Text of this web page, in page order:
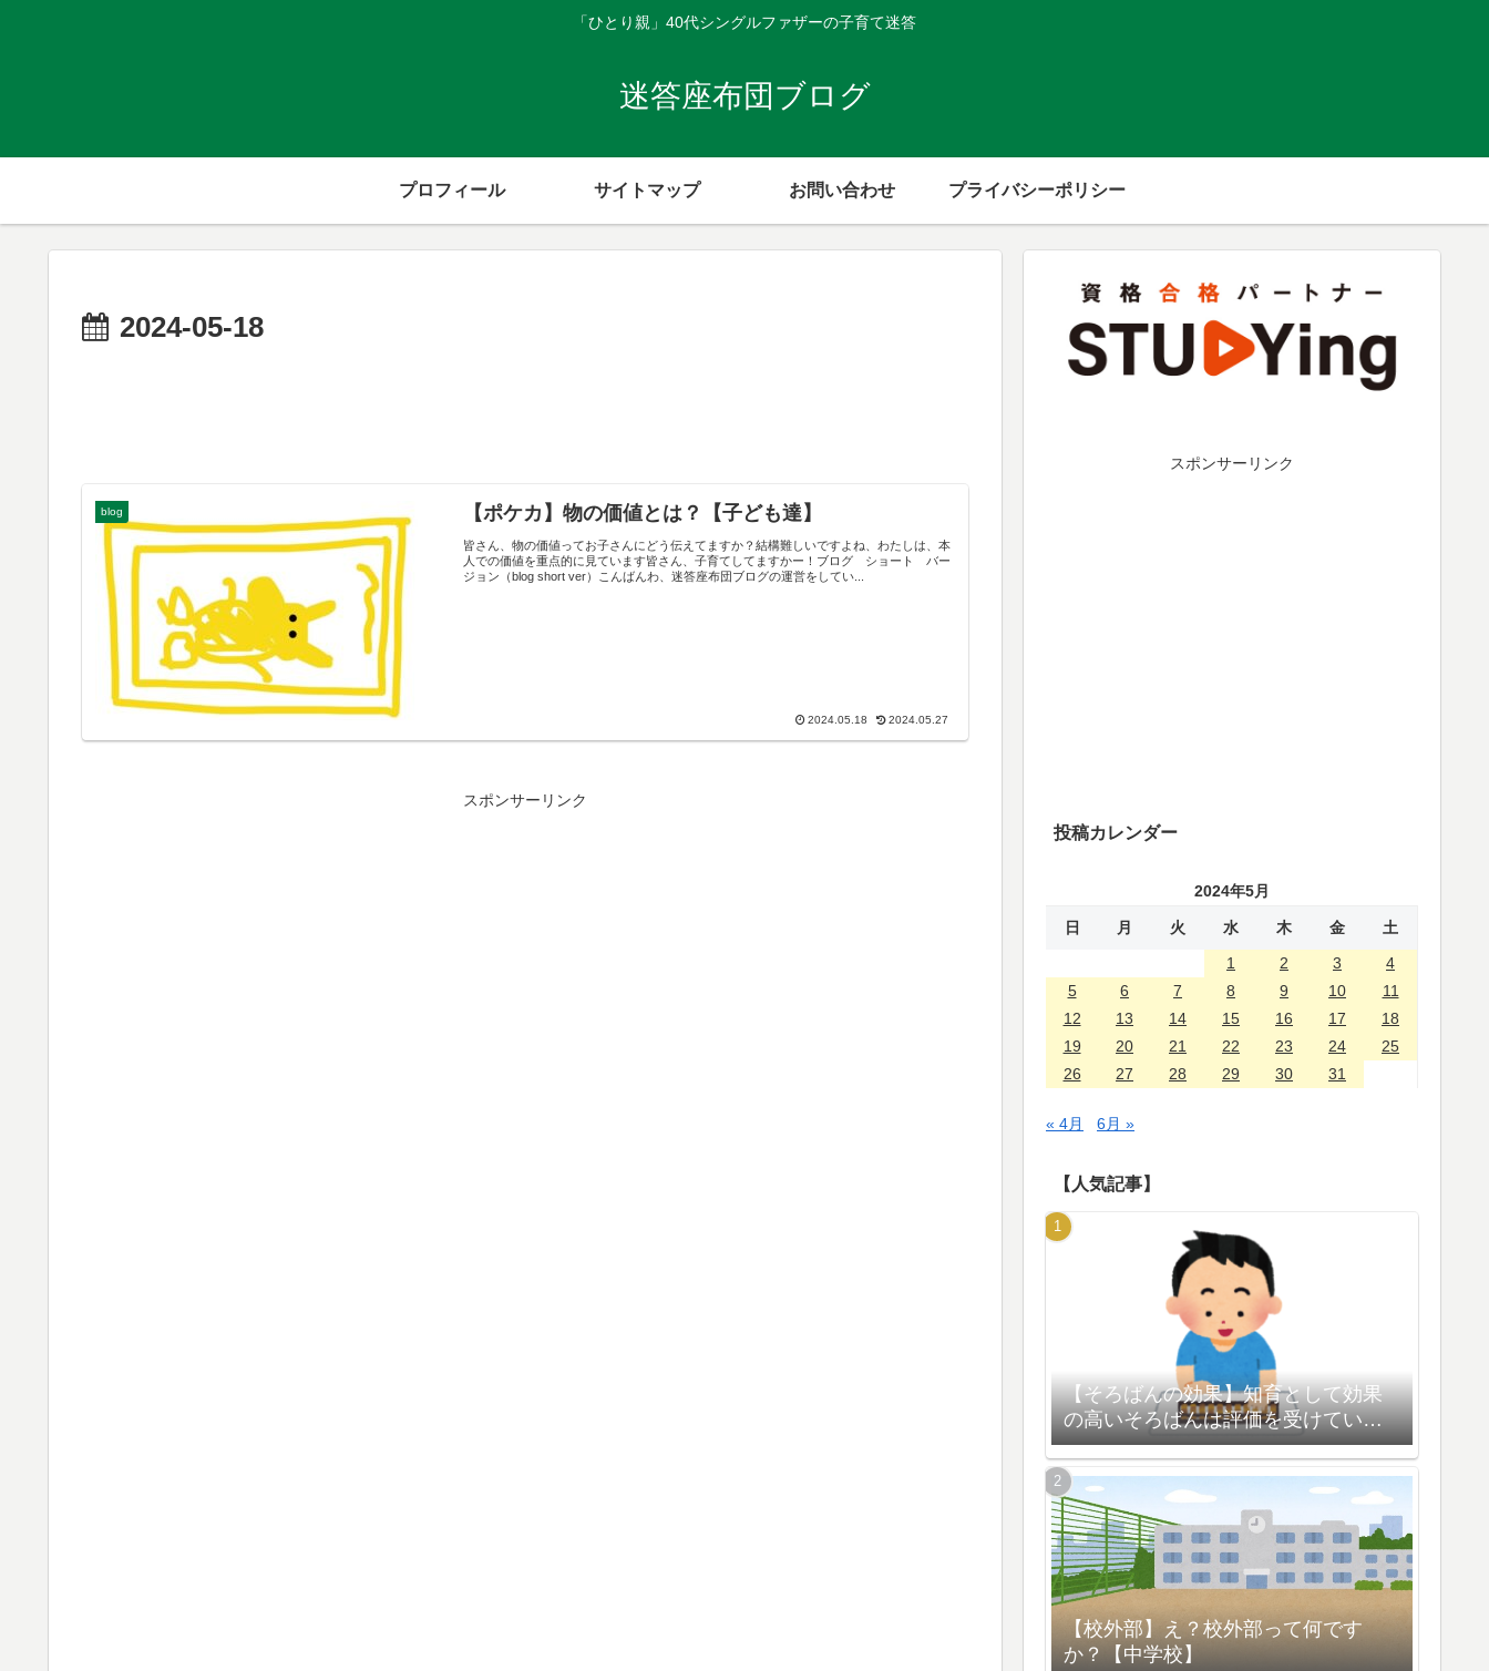
「ひとり親」40代シングルファザーの子育て迷答
迷答座布団ブログ
プロフィール サイトマップ お問い合わせ プライバシーポリシー
2024-05-18
blog 【ポケカ】物の価値とは？【子ども達】
皆さん、物の価値ってお子さんにどう伝えてますか？結構難しいですよね、わたしは、本
人での価値を重点的に見ています皆さん、子育てしてますかー！ブログ ショート バー
ジョン（blog short ver）こんばんわ、迷答座布団ブログの運営をしてい...
2024.05.18 2024.05.27
スポンサーリンク
スポンサーリンク
投稿カレンダー
2024年5月
日 月 火 水 木 金
土
1
2 3
4
5
6 7 8 9 10
11
12
13 14 15 16 17
18
19
20 21 22 23 24
25
26
27 28 29 30 31
« 4月 6月 »
【人気記事】
【そろばんの効果】知育として効果
の高いそろばんは評価を受けている
【脳の活性化】
【校外部】え？校外部って何です
か？【中学校】